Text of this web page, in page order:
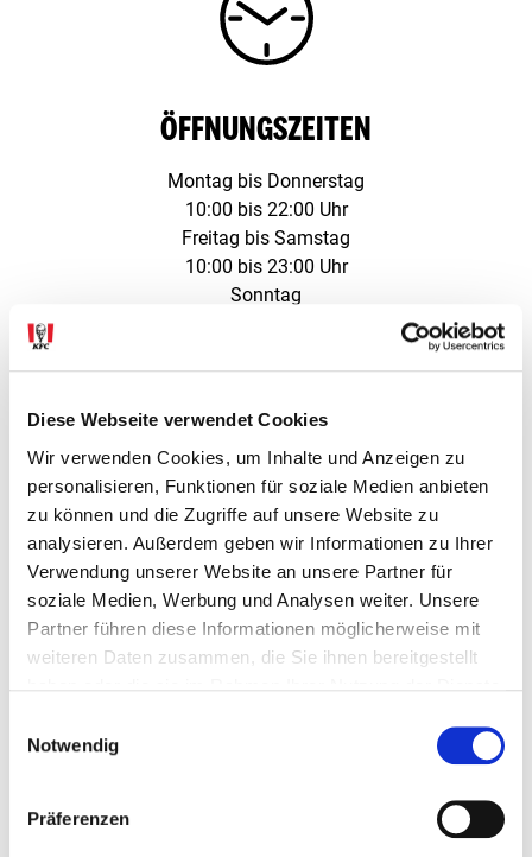
Diese Webseite verwendet Cookies
Wir verwenden Cookies, um Inhalte und Anzeigen zu
personalisieren, Funktionen für soziale Medien anbieten
zu können und die Zugriffe auf unsere Website zu
analysieren. Außerdem geben wir Informationen zu Ihrer
Verwendung unserer Website an unsere Partner für
soziale Medien, Werbung und Analysen weiter. Unsere
Partner führen diese Informationen möglicherweise mit
weiteren Daten zusammen, die Sie ihnen bereitgestellt
Notwendig
Präferenzen
BESTELLUNG / LIEFERUNG
CLICK & COLLECT
ÖFFNUNGSZEITEN
Montag bis Donnerstag
10:00 bis 22:00 Uhr
Freitag bis Samstag
10:00 bis 23:00 Uhr
Sonntag